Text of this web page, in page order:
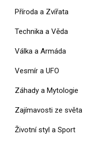
Příroda a Zvířata
Technika a Věda
Válka a Armáda
Vesmír a UFO
Záhady a Mytologie
Zajímavosti ze světa
Životní styl a Sport